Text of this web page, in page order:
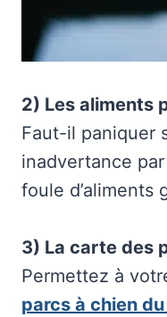
2) Les aliments
Faut-il paniquer
inadvertance
foule d’aliments
3) La carte des
Permettez à
parcs à chien